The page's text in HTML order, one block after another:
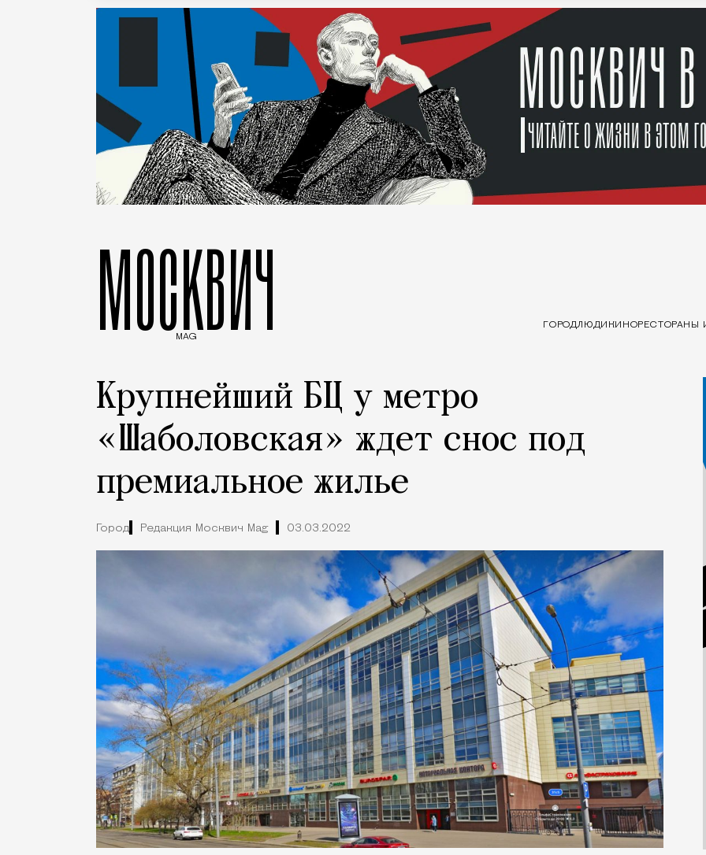
МОСКВИЧ
MAG
ГОРОДЛЮДИ КИНОРЕСТОРАНЫ
Крупнейший БЦ у метро
«Шаболовская» ждет снос под
премиальное жилье
Город Редакция Москвич Mag 03.03.2022